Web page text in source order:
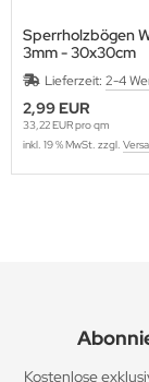
Sperrholzbögen
3mm - 30x30cm
Lieferzeit: 2-4
2,99 EUR
33,22 EUR pro qm
inkl. 19 % MwSt. zzgl.
Kostenlose